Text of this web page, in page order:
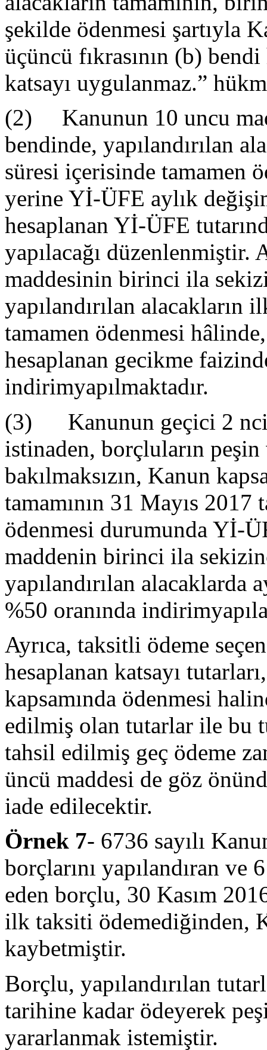
şekilde ödenmesi şartıyla
üçüncü fıkrasının (b)
katsayı uygulanmaz.”
(2) Kanunun 10 uncu
bendinde, yapılandırılan
süresi içerisinde tamamen
yerine Yİ-ÜFE aylık
hesaplanan Yİ-ÜFE
yapılacağı düzenlenmiştir.
maddesinin birinci ila
yapılandırılan alacakların
tamamen ödenmesi
hesaplanan gecikme
indirimyapılmaktadır.
(3) Kanunun geçici 2 nci
istinaden, borçluların
bakılmaksızın, Kanun
tamamının 31 Mayıs
ödenmesi durumunda Yİ-
maddenin birinci ila
yapılandırılan alacaklarda
%50 oranında
Ayrıca, taksitli ödeme
hesaplanan katsayı
kapsamında ödenmesi
edilmiş olan tutarlar ile bu
tahsil edilmiş geç ödeme
üncü maddesi de göz
iade edilecektir.
Örnek 7- 6736 sayılı
borçlarını yapılandıran
eden borçlu, 30 Kasım
ilk taksiti ödemediğinden,
kaybetmiştir.
Borçlu, yapılandırılan
tarihine kadar ödeyerek
yararlanmak istemiştir.